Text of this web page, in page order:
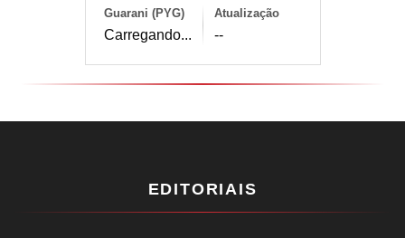
Guarani (PYG)
Carregando...
Atualização
--
EDITORIAIS